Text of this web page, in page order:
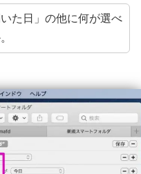
た日」の他に何が選べ